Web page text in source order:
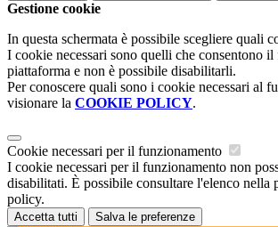
Gestione cookie
In questa schermata è possibile scegliere quali
I cookie necessari sono quelli che consentono
piattaforma e non è possibile disabilitarli.
Per conoscere quali sono i cookie necessari al
visionare la COOKIE POLICY.
Cookie necessari per il funzionamento
I cookie necessari per il funzionamento non
disabilitati. È possibile consultare l'elenco nella
policy.
Accetta tutti Salva le preferenze